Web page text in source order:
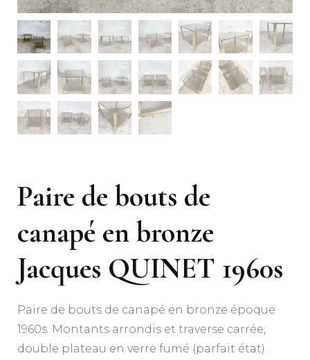
Paire de bouts de
canapé en bronze
Jacques QUINET 1960s
Paire de bouts de canapé en bronze époque
1960s. Montants arrondis et traverse carrée,
double plateau en verre fumé (parfait état).